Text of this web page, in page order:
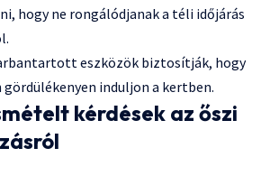
hogy ne rongálódjanak a téli időjárás
eszközök biztosítják, hogy
gördülékenyen induljon a kertben.
kérdések az őszi